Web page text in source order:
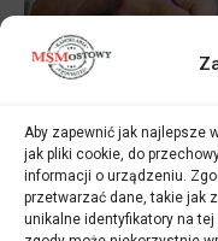
Aby zapewnić jak najlepsze
jak pliki cookie, do
informacji o urządzeniu.
przetwarzać dane, takie jak
unikalne identyfikatory na
Laboratory
Kancelaria Tłumacza